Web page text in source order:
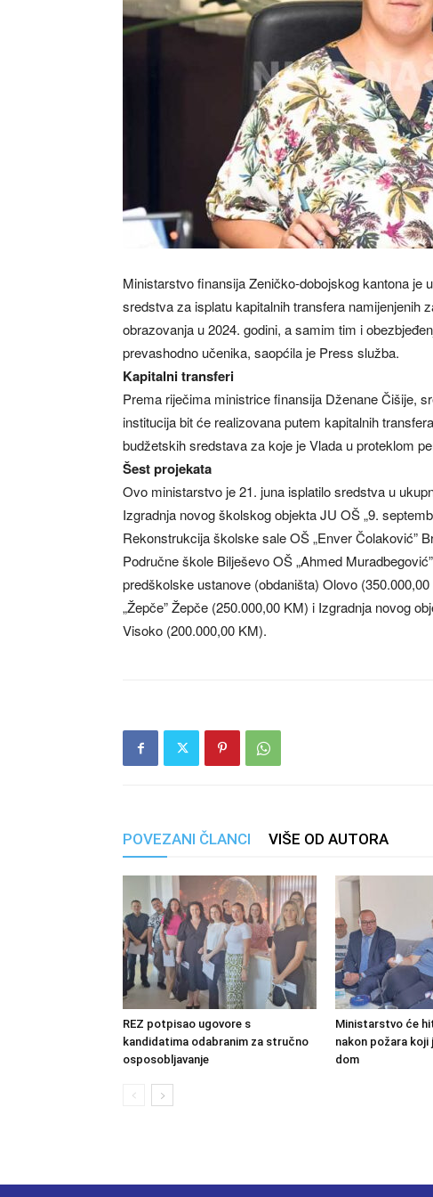
Ministarstvo finansija Zeničko-dobojskog kantona
sredstva za isplatu kapitalnih transfera namijenjenih
obrazovanja u 2024. godini, a samim tim i
prevashodno učenika, saopćila je Press služba.
Kapitalni transferi
Prema riječima ministrice finansija Dženane Čišije,
institucija bit će realizovana putem kapitalnih
budžetskih sredstava za koje je Vlada u proteklom
Šest projekata
Ovo ministarstvo je 21. juna isplatilo sredstva u
Izgradnja novog školskog objekta JU OŠ „9.
Rekonstrukcija školske sale OŠ „Enver Čolaković”
Područne škole Bilješevo OŠ „Ahmed
predškolske ustanove (obdaništa) Olovo
„Žepče” Žepče (250.000,00 KM) i Izgradnja novog
Visoko (200.000,00 KM).
POVEZANI ČLANCI VIŠE OD AUTORA
REZ potpisao ugovore s
kandidatima odabranim za stručno
osposobljavanje
Ministarstvo će
nakon požara koji
dom